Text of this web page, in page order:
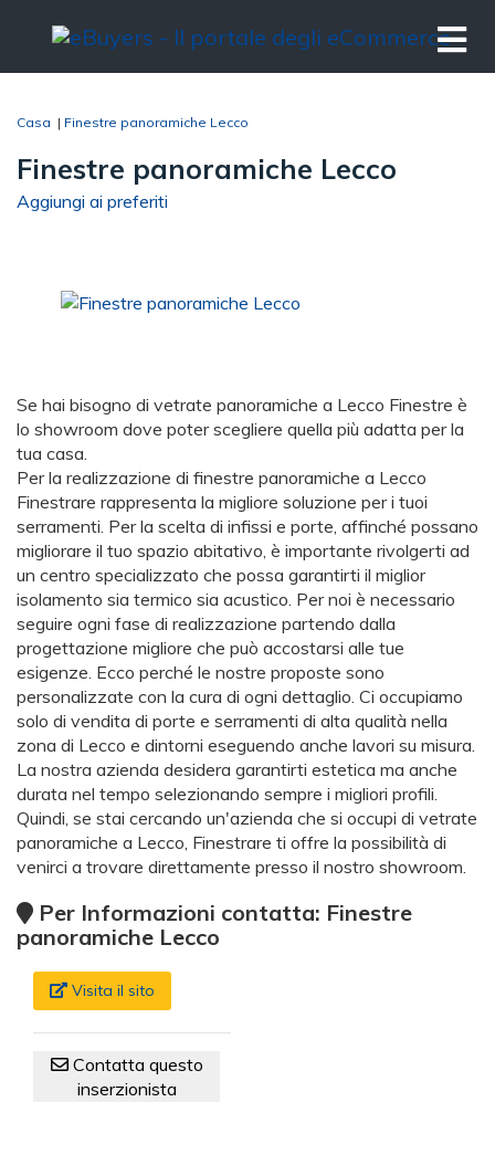
Casa | Finestre panoramiche Lecco
Finestre panoramiche Lecco
Aggiungi ai preferiti
Se hai bisogno di vetrate panoramiche a Lecco Finestre è
lo showroom dove poter scegliere quella più adatta per la
tua casa.
Per la realizzazione di finestre panoramiche a Lecco
Finestrare rappresenta la migliore soluzione per i tuoi
serramenti. Per la scelta di infissi e porte, affinché possano
migliorare il tuo spazio abitativo, è importante rivolgerti ad
un centro specializzato che possa garantirti il miglior
isolamento sia termico sia acustico. Per noi è necessario
seguire ogni fase di realizzazione partendo dalla
progettazione migliore che può accostarsi alle tue
esigenze. Ecco perché le nostre proposte sono
personalizzate con la cura di ogni dettaglio. Ci occupiamo
solo di vendita di porte e serramenti di alta qualità nella
zona di Lecco e dintorni eseguendo anche lavori su misura.
La nostra azienda desidera garantirti estetica ma anche
durata nel tempo selezionando sempre i migliori profili.
Quindi, se stai cercando un'azienda che si occupi di vetrate
panoramiche a Lecco, Finestrare ti offre la possibilità di
venirci a trovare direttamente presso il nostro showroom.
Per Informazioni contatta: Finestre
panoramiche Lecco
Visita il sito
Contatta questo
inserzionista